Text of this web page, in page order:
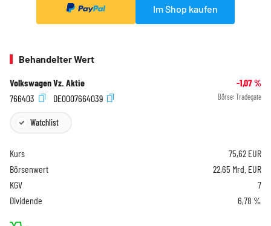
Im Shop kaufen
Behandelter Wert
Volkswagen Vz. Aktie -1,07%
766403
DE0007664039 Börse: Tradegate
Watchlist
Kurs 75,62 EUR
Börsenwert
22,65 Mrd. EUR
KGV
7
Dividende
6,78 %